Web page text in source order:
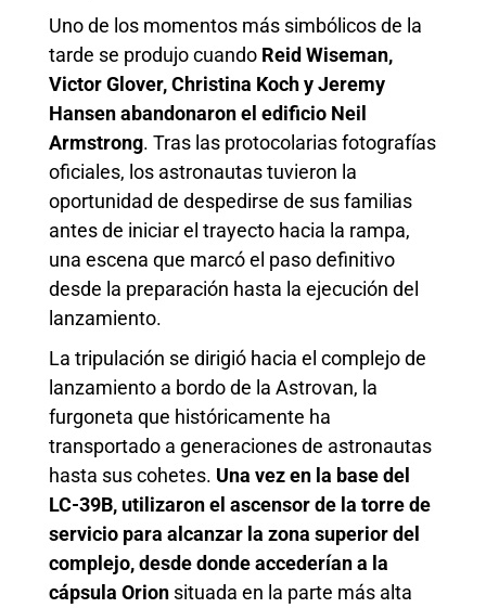
Uno de los momentos más simbólicos de la
tarde se produjo cuando Reid Wiseman,
Victor Glover, Christina Koch y Jeremy
Hansen abandonaron el edificio Neil
Armstrong. Tras las protocolarias fotografías
oficiales, los astronautas tuvieron la
oportunidad de despedirse de sus familias
antes de iniciar el trayecto hacia la rampa,
una escena que marcó el paso definitivo
desde la preparación hasta la ejecución del
lanzamiento.
La tripulación se dirigió hacia el complejo de
lanzamiento a bordo de la Astrovan, la
furgoneta que históricamente ha
transportado a generaciones de astronautas
hasta sus cohetes. Una vez en la base del
LC-39B, utilizaron el ascensor de la torre de
servicio para alcanzar la zona superior del
complejo, desde donde accederían a la
cápsula Orion situada en la parte más alta